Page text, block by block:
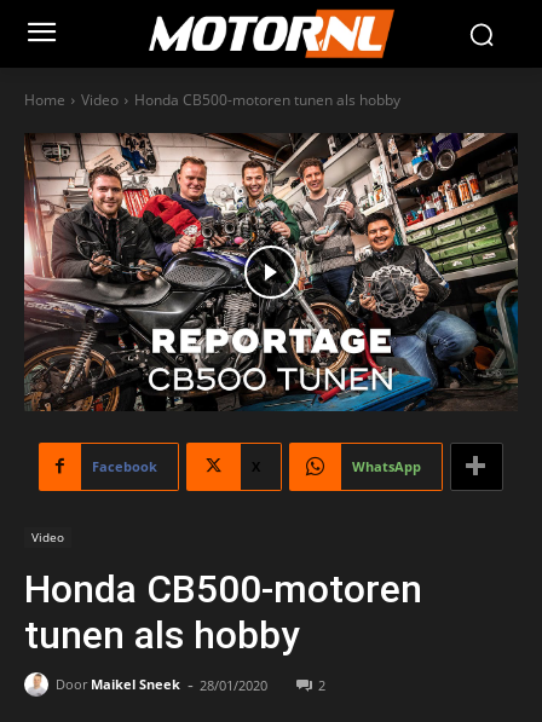
Home Video Honda CB500-motoren tunen als hobby
Facebook X WhatsApp
Video
Honda CB500-motoren
tunen als hobby
Door Maikel Sneek - 28/01/2020 2